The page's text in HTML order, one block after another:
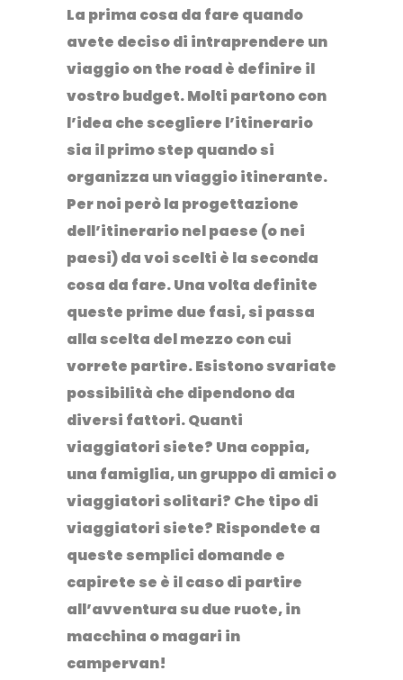
La prima cosa da fare quando
avete deciso di intraprendere un
viaggio on the road è definire il
vostro budget.Molti partono con
l’idea che scegliere l’itinerario
sia il primo step quando si
organizza un viaggio itinerante.
Per noi però la progettazione
dell’itinerarionel paese (o nei
paesi) da voi scelti è la seconda
cosa da fare. Una volta definite
queste prime due fasi, si passa
allascelta del mezzocon cui
vorrete partire. Esistono svariate
possibilità che dipendono da
diversi fattori. Quanti
viaggiatori siete? Una coppia,
una famiglia, un gruppo di amici o
viaggiatori solitari? Che tipo di
viaggiatori siete? Rispondete a
queste semplici domande e
capirete se è il caso di partire
all’avventura su due ruote, in
macchina o magari in
campervan!